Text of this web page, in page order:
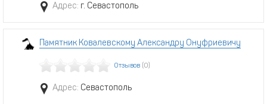
Адрес: г. Севастополь
Памятник Ковалевскому Александру Онуфриевичу
Отзывов (0)
Адрес: Севастополь